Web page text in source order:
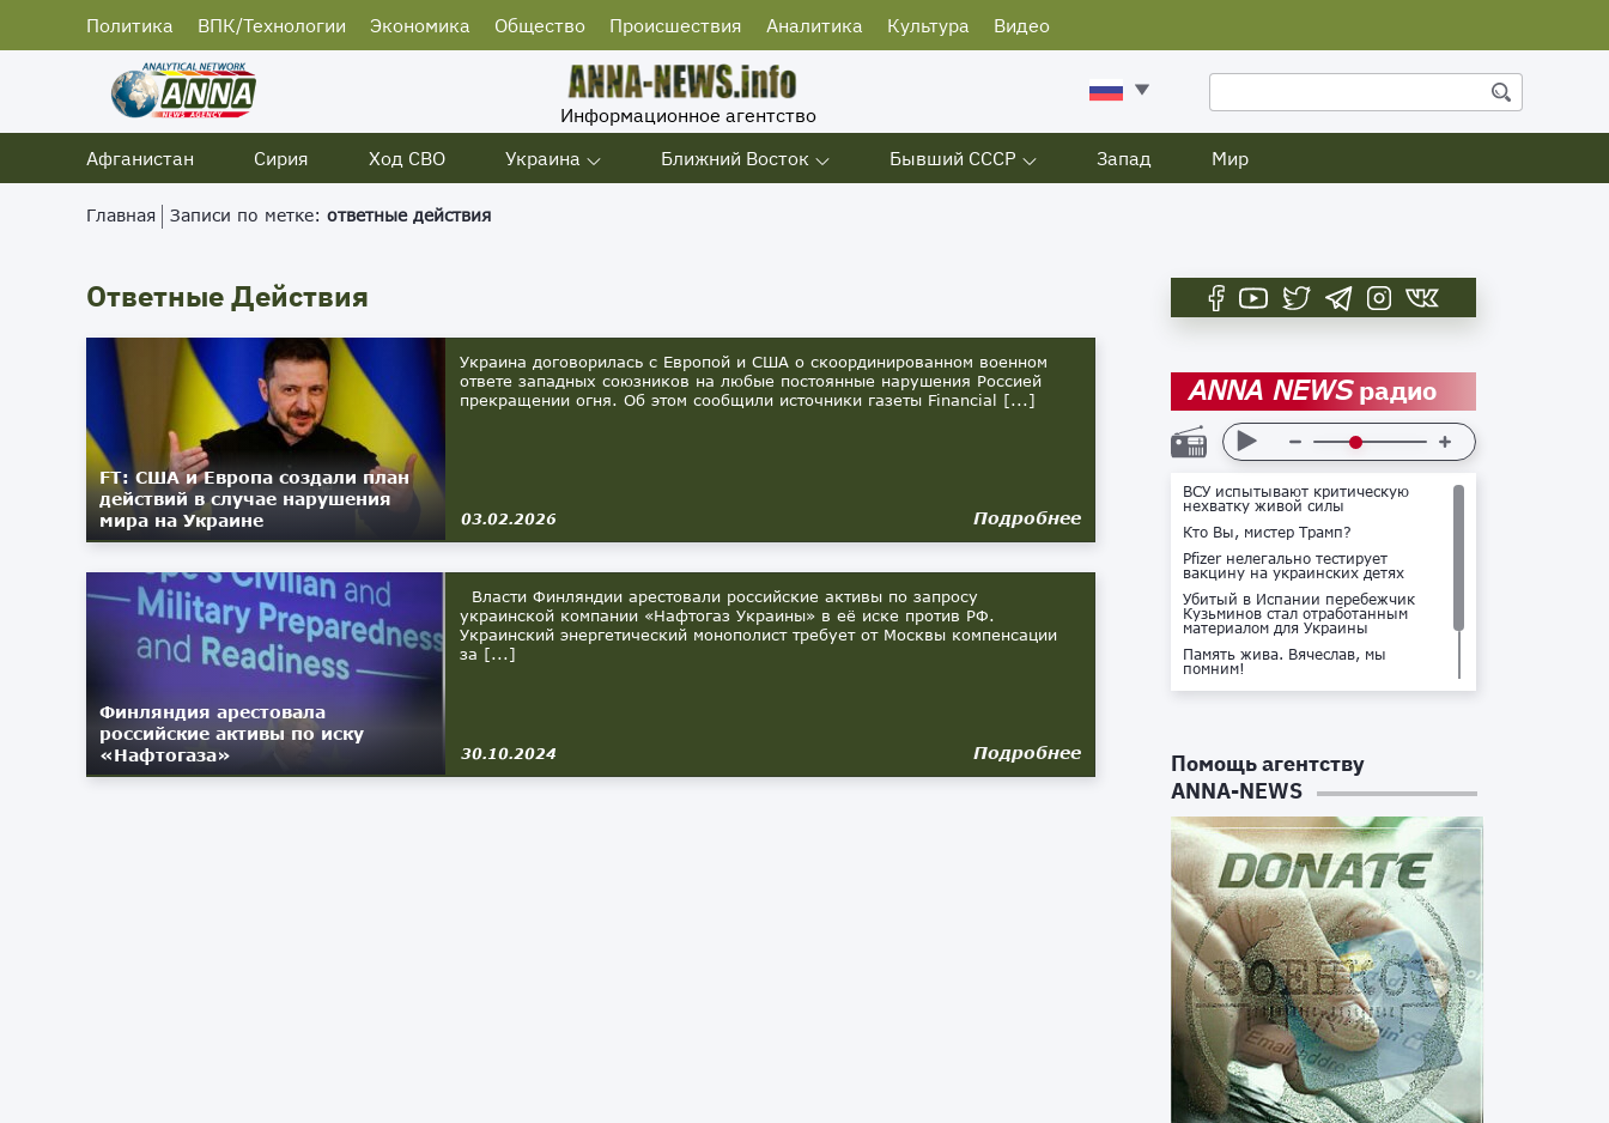
Политика ВПК/Технологии Экономика Общество Происшествия Аналитика Культура Видео
Информационное агентство
Афганистан
Сирия Ход СВО Украина Ближний Восток Бывший СССР Запад Мир
Главная Записи по метке: ответные действия
Ответные Действия
FT: США и Европа создали план
действий в случае нарушения
мира на Украине
Украина договорилась с Европой и США о скоординированном военном
ответе западных союзников на любые постоянные нарушения Россией
прекращении огня. Об этом сообщили источники газеты Financial [...]
03.02.2026 Подробнее
Финляндия арестовала
российские активы по иску
«Нафтогаза»
Власти Финляндии арестовали российские активы по запросу
украинской компании «Нафтогаз Украины» в её иске против РФ.
Украинский энергетический монополист требует от Москвы компенсации
за [...]
30.10.2024 Подробнее
ANNA NEWSрадио
ВСУ испытывают критическую
нехватку живой силы
Кто Вы, мистер Трамп?
Pfizer нелегально тестирует
вакцину на украинских детях
Убитый в Испании перебежчик
Кузьминов стал отработанным
материалом для Украины
Память жива. Вячеслав, мы
помним!
Не доставайся ты никому!
Помощь агентству
ANNA-NEWS